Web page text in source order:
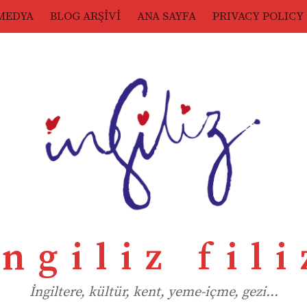
BLOG ARŞİVİ ANA SAYFA PRIVACY POLICY
İngiltere, kültür, kent, yeme-içme, gezi…